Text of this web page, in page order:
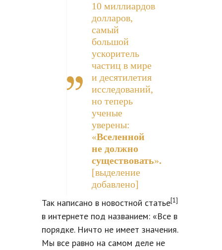
10 миллиардов
долларов,
самый
большой
ускоритель
частиц в мире
и десятилетия
исследований,
но теперь
ученые
уверены:
«Вселенной
не должно
существовать».
[выделение
добавлено]
Так написано в новостной статье[1]
в интернете под названием: «Все в
порядке. Ничто не имеет значения.
Мы все равно на самом деле не